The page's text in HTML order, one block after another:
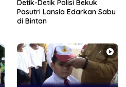
Detik-Detik Polisi Bekuk
Pasutri Lansia Edarkan Sabu
di Bintan